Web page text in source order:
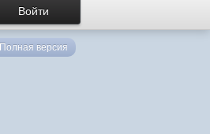
Полная версия